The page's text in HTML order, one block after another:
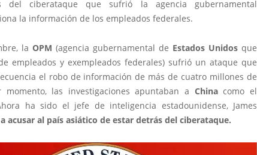
del ciberataque que sufrió la agencia gubernamental
la información de los empleados federales.
la OPM (agencia gubernamental de Estados Unidos que
empleados y exempleados federales) sufrió un ataque que
el robo de información de más de cuatro millones de
las investigaciones apuntaban a Chinacomo el
ha sido el jefe de inteligencia estadounidense, James
acusar al país asiático de estar detrás del ciberataque.